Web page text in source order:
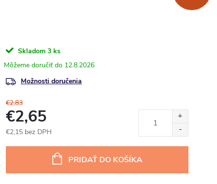
Skladom 3 ks
12.8.2026
Možnosti doručenia
€2,83
€2,65
€2,15 bez DPH
PRIDAŤ DO KOŠÍKA